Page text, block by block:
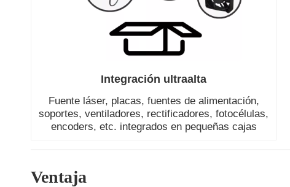
Integración ultraalta
Fuente láser, placas, fuentes de alimentación,
soportes, ventiladores, rectificadores, fotocélulas,
encoders, etc. integrados en pequeñas cajas
Ventaja